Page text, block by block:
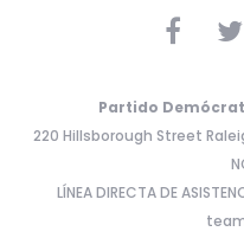
Partido
220 Hillsborough Street
LÍNEA DIRECTA DE